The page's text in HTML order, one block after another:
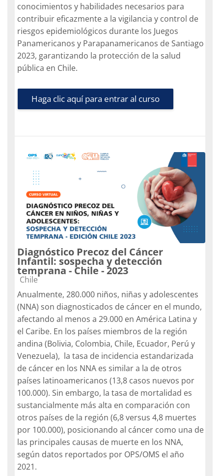
conocimientos y habilidades necesarios para
contribuir eficazmente a la vigilancia y control de
riesgos epidemiológicos durante los Juegos
Panamericanos y Parapanamericanos de Santiago
2023, garantizando la protección de la salud
pública en Chile.
Haga clic aquí para entrar al curso
Diagnóstico Precoz del Cáncer
Infantil: sospecha y detección
temprana - Chile - 2023
Categoría de cursos
Chile
Anualmente, 280.000 niños, niñas y adolescentes
(NNA) son diagnosticados de cáncer en el mundo,
afectando al menos a 29.000 en América Latina y
el Caribe. En los países miembros de la región
andina (Bolivia, Colombia, Chile, Ecuador, Perú y
Venezuela), la tasa de incidencia estandarizada
de cáncer en los NNA es similar a la de otros
países latinoamericanos (13,8 casos nuevos por
100.000). Sin embargo, la tasa de mortalidad es
sustancialmente más alta en comparación con
otros países de la región (6,8 versus 4,8 muertes
por 100.000), posicionando al cáncer como una de
las principales causas de muerte en los NNA,
según datos reportados por OPS/OMS el año
2021.